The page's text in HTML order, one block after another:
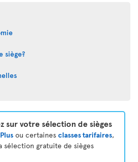
siège?
sur votre sélection de sièges
ou certaines classes tarifaires,
sélection gratuite de sièges